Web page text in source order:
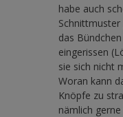
habe auch
das
eingerissen
sie sich nicht
Woran kann
Knöpfe zu
nämlich